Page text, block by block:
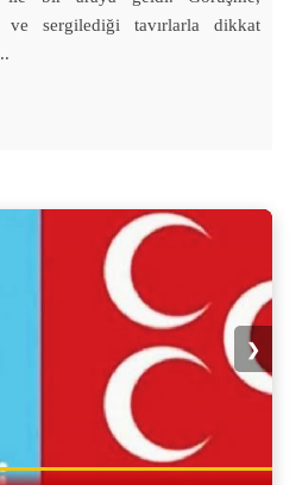
ve sergilediği tavırlarla dikkat
❯